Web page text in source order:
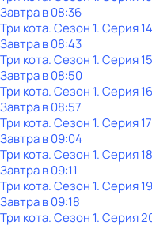
Завтра в 08:36
Три кота. Сезон 1. Серия
Завтра в 08:43
Три кота. Сезон 1. Серия
Завтра в 08:50
Три кота. Сезон 1. Серия
Завтра в 08:57
Три кота. Сезон 1. Серия
Завтра в 09:04
Три кота. Сезон 1. Серия
Завтра в 09:11
Три кота. Сезон 1. Серия
Завтра в 09:18
Три кота. Сезон 1. Серия